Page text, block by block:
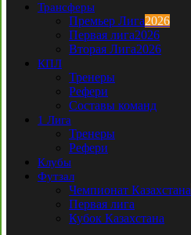
Трансферы
Премьер Лига2026
Первая лига2026
Вторая Лига2026
КПЛ
Тренеры
Рефери
Составы команд
1 Лига
Тренеры
Рефери
Клубы
Футзал
Чемпионат Казахстана
Первая лига
Кубок Казахстана